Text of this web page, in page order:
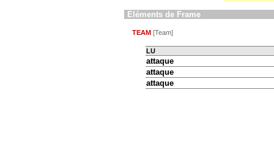
Eléments de Frame
TEAM [Team]
LU
attaque
attaque
attaque